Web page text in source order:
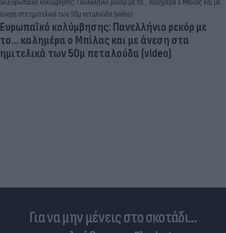
Για να μην μένεις στο σκοτάδι...